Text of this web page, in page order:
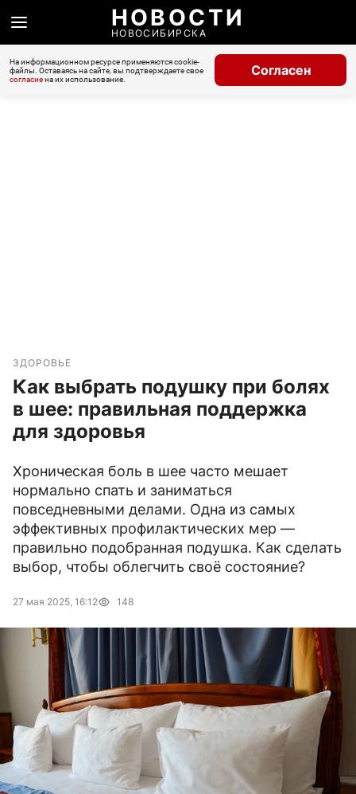
НОВОСТИ
НОВОСИБИРСКА
На информационном ресурсе применяются cookie-
файлы. Оставаясь на сайте, вы подтверждаете свое
согласиена их использование.
Согласен
ЗДОРОВЬЕ
Как выбрать подушку при болях
в шее: правильная поддержка
для здоровья
Хроническая боль в шее часто мешает
нормально спать и заниматься
повседневными делами. Одна из самых
эффективных профилактических мер —
правильно подобранная подушка. Как сделать
выбор, чтобы облегчить своё состояние?
27 мая 2025, 16:12 148